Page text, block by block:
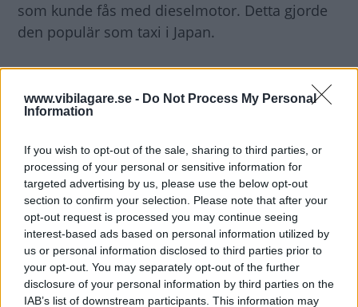
www.vibilagare.se - Do Not Process My Personal
Information
If you wish to opt-out of the sale, sharing to third parties, or
processing of your personal or sensitive information for
targeted advertising by us, please use the below opt-out
section to confirm your selection. Please note that after your
opt-out request is processed you may continue seeing
interest-based ads based on personal information utilized by
us or personal information disclosed to third parties prior to
your opt-out. You may separately opt-out of the further
disclosure of your personal information by third parties on the
IAB’s list of downstream participants. This information may
som kunde fås med dieselmotor. Detta gjorde
den populär som taxi i Japan.
Bengt Dieden, Vi Bilägare